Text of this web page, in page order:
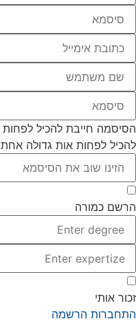
להכיל לפחות אות גדולה אחת
הרשם כמורה
זכור אותי
התחברות הרשמה